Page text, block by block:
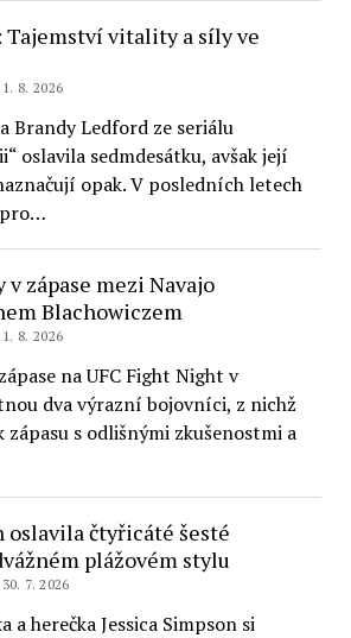
Tajemství vitality a síly ve
8. 2026
Brandy Ledford ze seriálu
oslavila sedmdesátku, avšak její
opak. V posledních letech
v zápase mezi Navajo
Blachowiczem
8. 2026
na UFC Fight Night v
dva výrazní bojovníci, z nichž
s odlišnými zkušenostmi a
oslavila čtyřicáté šesté
plážovém stylu
7. 2026
a herečka Jessica Simpson si